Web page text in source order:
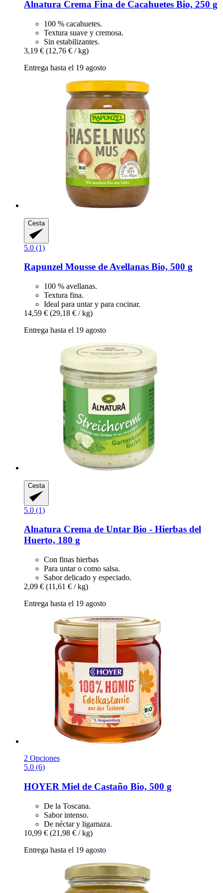
Alnatura Crema Fina de Cacahuetes Bio, 250 g
100 % cacahuetes.
Textura suave y cremosa.
Sin estabilizantes.
3,19 € (12,76 € / kg)
Entrega hasta el 19 agosto
Cesta
5.0 (1)
Rapunzel Mousse de Avellanas Bio, 500 g
100 % avellanas.
Textura fina.
Ideal para untar y para cocinar.
14,59 € (29,18 € / kg)
Entrega hasta el 19 agosto
Cesta
5.0 (1)
Alnatura Crema de Untar Bio -​ Hierbas del
Huerto, 180 g
Con finas hierbas
Para untar o como salsa.
Sabor delicado y especiado.
2,09 € (11,61 € / kg)
Entrega hasta el 19 agosto
2 Opciones
5.0 (6)
HOYER Miel de Castaño Bio, 500 g
De la Toscana.
Sabor intenso.
De néctar y ligamaza.
10,99 € (21,98 € / kg)
Entrega hasta el 19 agosto